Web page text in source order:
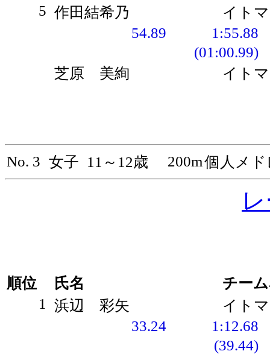
5 作田結希乃
イト
54.89
1:55.88
(01:00.99)
芝原 美絢
イト
No. 3 女子 11～12歳 200m個人メド
順位 氏名
チー
1
浜辺 彩矢
イト
33.24
1:12.68
(39.44)